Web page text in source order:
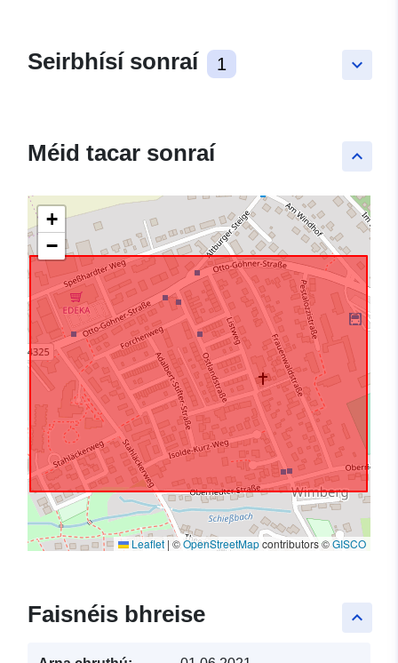
keyboard_arrow_down
Seirbhísí sonraí 1
keyboard_arrow_up
Méid tacar sonraí
+
−
Leaflet | ©OpenStreetMapcontributors ©GISCO
keyboard_arrow_up
Faisnéis bhreise